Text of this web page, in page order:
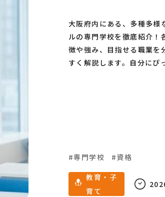
介
大阪府内にある、多種多様
ルの専門学校を徹底紹介！
徴や強み、目指せる職業を
すく解説します。自分にぴ
専門学校
資格
教育・子
育て